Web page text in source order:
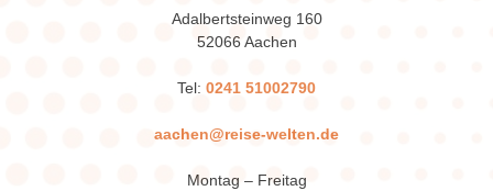
Adalbertsteinweg 160
52066 Aachen
Tel: 0241 51002790
aachen@reise-welten.de
Montag – Freitag